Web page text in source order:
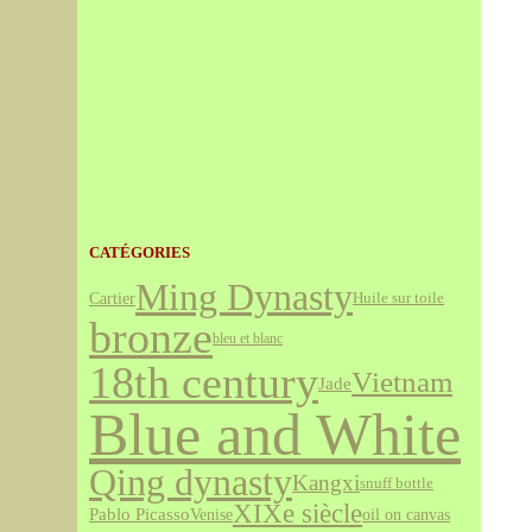
CATÉGORIES
CartierMing DynastyHuile sur toile
bronzebleu et blanc
18th centuryJadeVietnam
Blue and White
Qing dynastyKangxisnuff bottle
Pablo PicassoVeniseXIXe siècleoil on canvas